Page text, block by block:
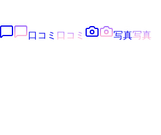
口コミ 口コミ 写真写真